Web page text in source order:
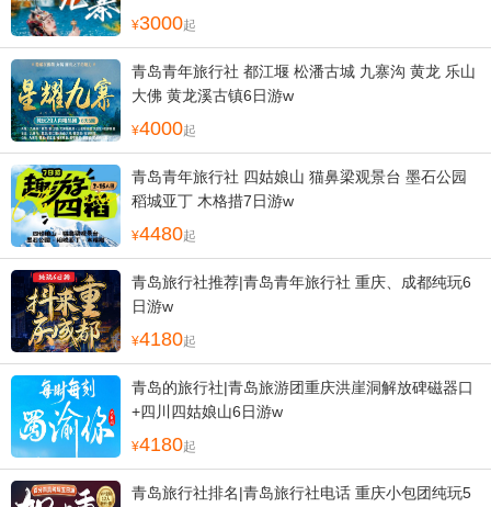
3000起
青岛青年旅行社 都江堰 松潘古城 九寨沟 黄龙 乐山
大佛 黄龙溪古镇6日游w
4000起
青岛青年旅行社 四姑娘山 猫鼻梁观景台 墨石公园
稻城亚丁 木格措7日游w
4480起
青岛旅行社推荐|青岛青年旅行社 重庆、成都纯玩6
日游w
4180起
青岛的旅行社|青岛旅游团重庆洪崖洞解放碑磁器口
+四川四姑娘山6日游w
4180起
青岛旅行社排名|青岛旅行社电话 重庆小包团纯玩5